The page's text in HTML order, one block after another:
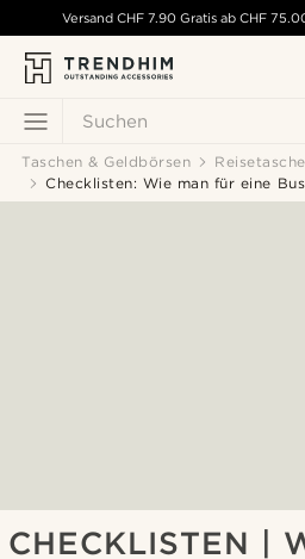
Suchen
Versand CHF 7.90 Gratis ab CHF
Taschen & Geldbörsen
Checklisten: Wie man für eine
CHECKLISTEN |